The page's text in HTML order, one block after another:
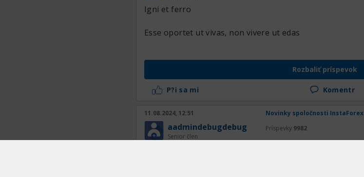
Igni et ferro
Esse oportet ut vivas, non vivere ut edas
Rozbaliť príspevok
P?i sa mi Komentr
11.08.2024, 12:51 Novinky spoločnosti InstaForex
aadmindebugdebug
Senior člen
Príspevky 9982